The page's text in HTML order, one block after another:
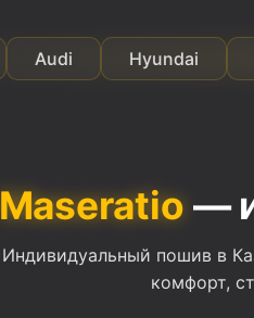
Hyundai Kia
Maseratio —
Индивидуальный пошив в
комфорт,